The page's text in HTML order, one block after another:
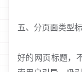
五、分页面类型
好的网页标题，